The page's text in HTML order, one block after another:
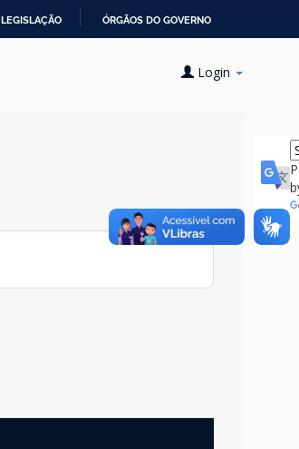
LEGISLAÇÃO ÓRGÃOS DO GOVERNO
Login